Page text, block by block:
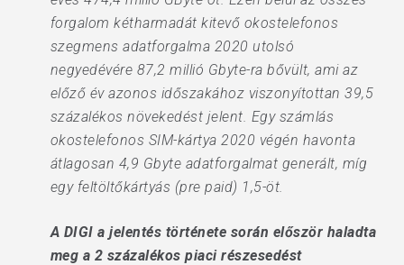
forgalom kétharmadát kitevő okostelefonos
szegmens adatforgalma 2020 utolsó
negyedévére 87,2 millió Gbyte-ra bővült, ami az
előző év azonos időszakához viszonyítottan 39,5
százalékos növekedést jelent. Egy számlás
okostelefonos SIM-kártya 2020 végén havonta
átlagosan 4,9 Gbyte adatforgalmat generált, míg
egy feltöltőkártyás (pre paid) 1,5-öt.
A DIGI a jelentés története során először haladta
meg a 2 százalékos piaci részesedést